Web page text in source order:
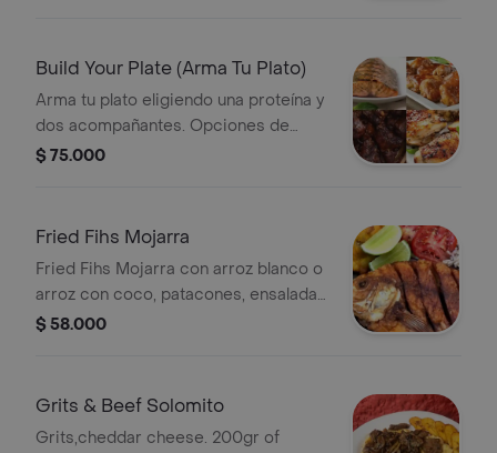
Build Your Plate (Arma Tu Plato)
Arma tu plato eligiendo una proteína y
dos acompañantes. Opciones de
proteínas visibles: salmón, pollo
$ 75.000
Fried Fihs Mojarra
Fried Fihs Mojarra con arroz blanco o
arroz con coco, patacones, ensalada
y limonada de 16 onzas.
$ 58.000
Grits & Beef Solomito
Grits,cheddar cheese. 200gr of